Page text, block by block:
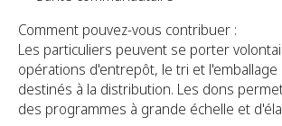
Comment pouvez-vous contribuer :
Les particuliers peuvent se porter
opérations d'entrepôt, le tri et l'emballage
destinés à la distribution. Les dons
des programmes à grande échelle et